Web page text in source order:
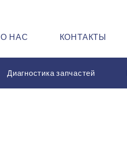
О НАС КОНТАКТЫ
Диагностика запчастей